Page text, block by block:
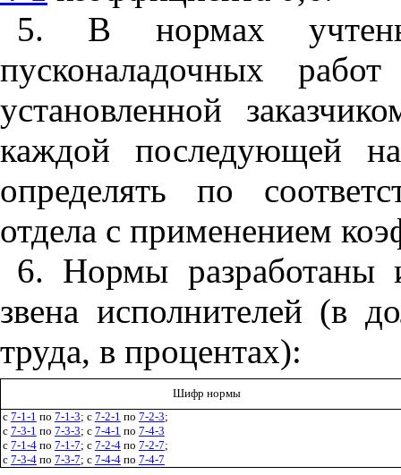
5. В нормах
пусконаладочных
установленной
каждой последующей
определять по
отдела с применением
6. Нормы разработаны
звена исполнителей (в
труда, в процентах):
Шифр нормы
c 7-1-1 по 7-1-3; с 7-2-1 по 7-2-3;
с 7-3-1 по 7-3-3; с 7-4-1 по 7-4-3
с 7-1-4по 7-1-7; с 7-2-4по 7-2-7;
с 7-3-4по 7-3-7; с 7-4-4по 7-4-7